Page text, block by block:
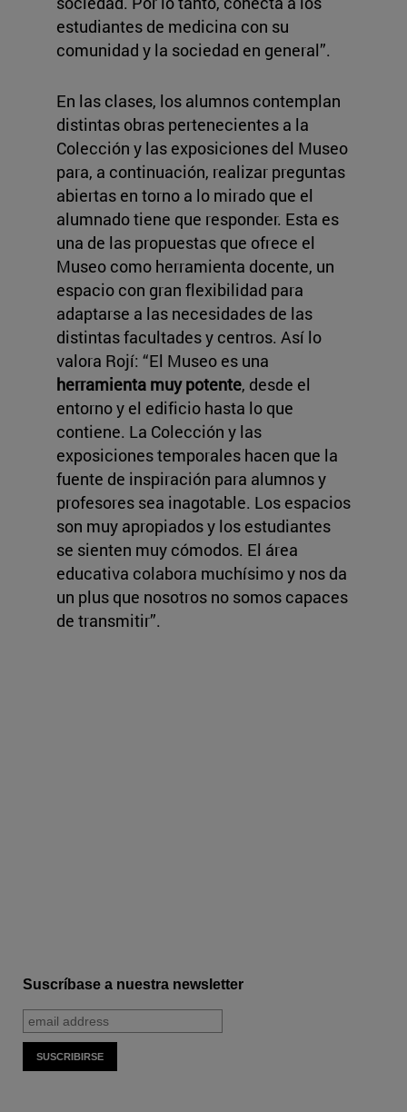
estudiantes de medicina con su
comunidad y la sociedad en general”.
En las clases, los alumnos contemplan
distintas obras pertenecientes a la
Colección y las exposiciones del Museo
para, a continuación, realizar preguntas
abiertas en torno a lo mirado que el
alumnado tiene que responder. Esta es
una de las propuestas que ofrece el
Museo como herramienta docente, un
espacio con gran flexibilidad para
adaptarse a las necesidades de las
distintas facultades y centros. Así lo
valora Rojí: “El Museo es una
herramienta muy potente, desde el
entorno y el edificio hasta lo que
contiene. La Colección y las
exposiciones temporales hacen que la
fuente de inspiración para alumnos y
profesores sea inagotable. Los espacios
son muy apropiados y los estudiantes
se sienten muy cómodos. El área
educativa colabora muchísimo y nos da
un plus que nosotros no somos capaces
de transmitir”.
Suscríbase a nuestra newsletter